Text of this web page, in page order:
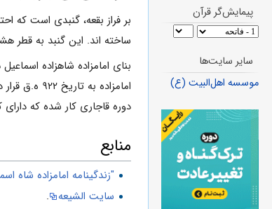
بر فراز بقعه، گنبدى است که
ساخته ‏اند. این گنبد به قطر هشت و ارتفاع ۹ تا ۱۰ متر، آراسته به کاشى‏هاى دوالى فیروزه‏اى دورة صفوى بود که به مرور زمان،
دوره قاجارى کار شده که
منابع
"زندگینامه امامزاده شاه
سایت الشیعه
.
پیمایش‌گر قرآن
سایر سایت‌ها
موسسه اهل‌البیت (ع)